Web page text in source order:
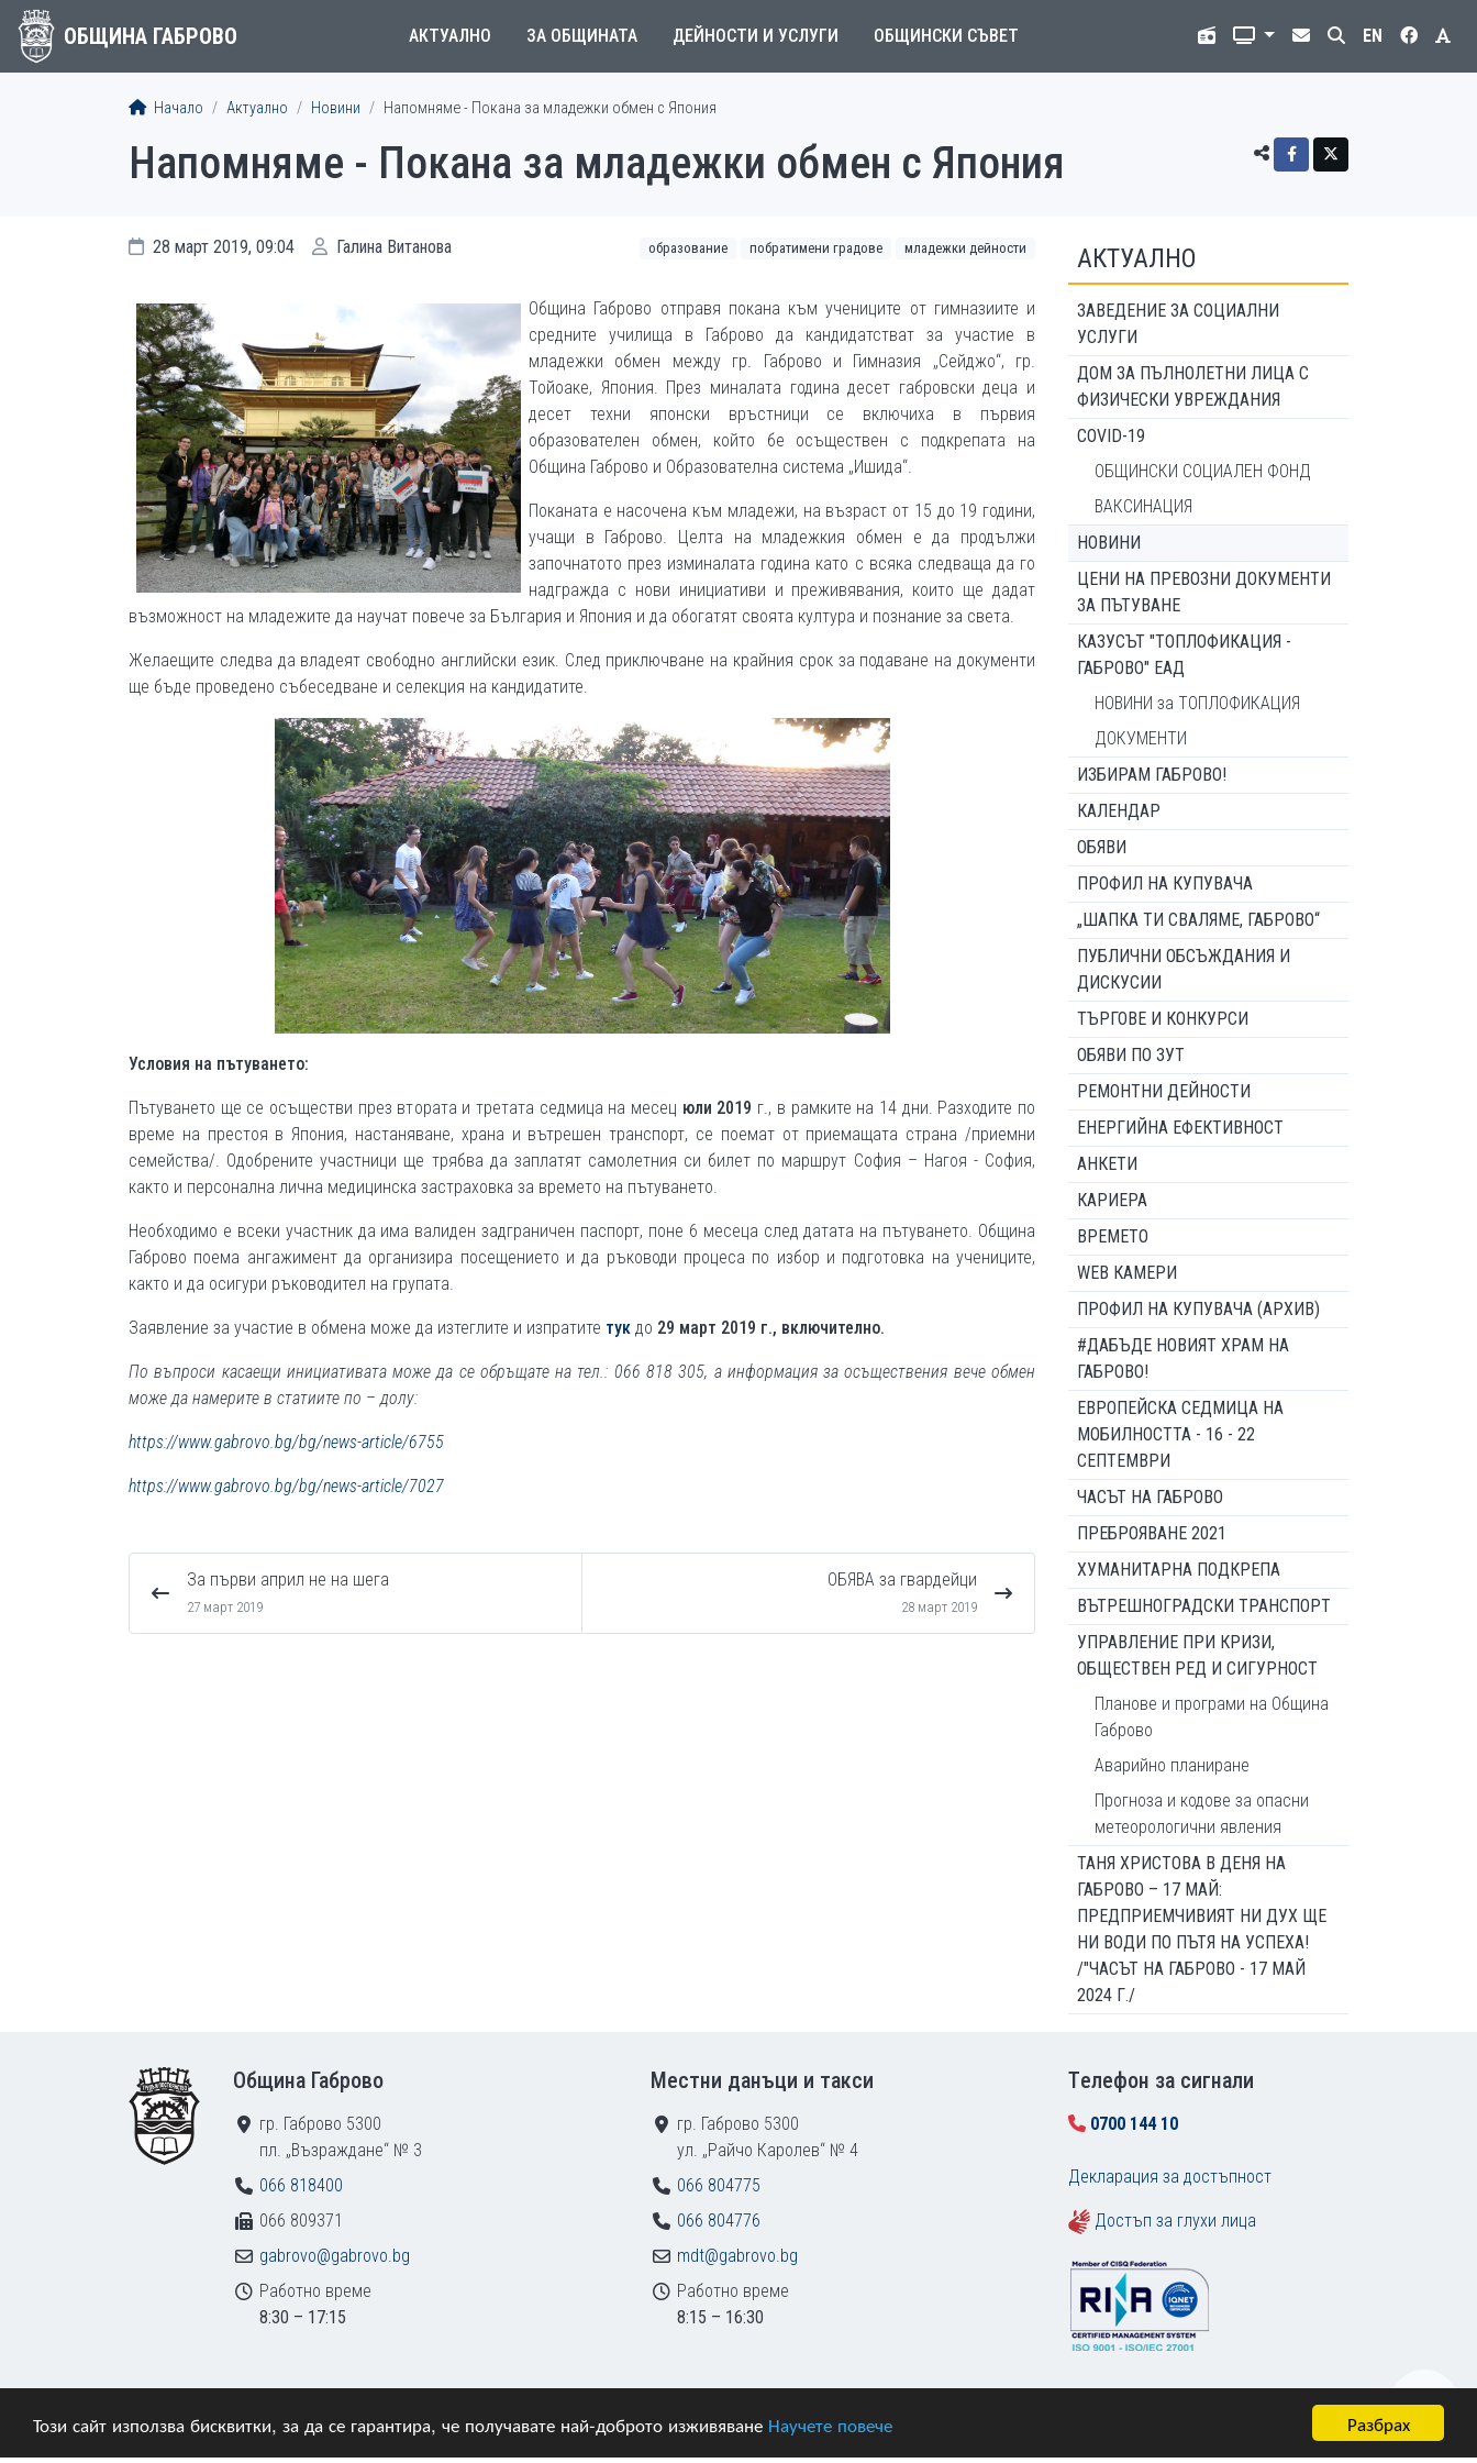
Разбрах
Този сайт използва бисквитки, за да се гарантира, че получавате най-доброто изживяване Научете повече
ОБЩИНА ГАБРОВО АКТУАЛНО ЗА ОБЩИНАТА ДЕЙНОСТИ И УСЛУГИ ОБЩИНСКИ СЪВЕТ EN
Начало Актуално Новини Напомняме - Покана за младежки обмен с Япония
Напомняме - Покана за младежки обмен с Япония
28 март 2019, 09:04 Галина Витанова образование побратимени градове младежки дейности
Община Габрово отправя покана към учениците от гимназиите и
средните училища в Габрово да кандидатстват за участие в
младежки обмен между гр. Габрово и Гимназия „Сейджо“, гр.
Тойоаке, Япония. През миналата година десет габровски деца и
десет техни японски връстници се включиха в първия
образователен обмен, който бе осъществен с подкрепата на
Община Габрово и Образователна система „Ишида“.
Поканата е насочена към младежи, на възраст от 15 до 19 години,
учащи в Габрово. Целта на младежкия обмен е да продължи
започнатото през изминалата година като с всяка следваща да го
надгражда с нови инициативи и преживявания, които ще дадат
възможност на младежите да научат повече за България и Япония и да обогатят своята култура и познание за света.
Желаещите следва да владеят свободно английски език. След приключване на крайния срок за подаване на документи
ще бъде проведено събеседване и селекция на кандидатите.
Условия на пътуването:
Пътуването ще се осъществи през втората и третата седмица на месец юли 2019 г., в рамките на 14 дни. Разходите по
време на престоя в Япония, настаняване, храна и вътрешен транспорт, се поемат от приемащата страна /приемни
семейства/. Одобрените участници ще трябва да заплатят самолетния си билет по маршрут София – Нагоя - София,
както и персонална лична медицинска застраховка за времето на пътуването.
Необходимо е всеки участник да има валиден задграничен паспорт, поне 6 месеца след датата на пътуването. Община
Габрово поема ангажимент да организира посещението и да ръководи процеса по избор и подготовка на учениците,
както и да осигури ръководител на групата.
Заявление за участие в обмена може да изтеглите и изпратите тук до 29 март 2019 г., включително.
По въпроси касаещи инициативата може да се обръщате на тел.: 066 818 305, а информация за осъществения вече обмен
може да намерите в статиите по – долу:
https://www.gabrovo.bg/bg/news-article/6755
https://www.gabrovo.bg/bg/news-article/7027
За първи април не на шега
27 март 2019
ОБЯВА за гвардейци
28 март 2019
АКТУАЛНО
ЗАВЕДЕНИЕ ЗА СОЦИАЛНИ
УСЛУГИ
ДОМ ЗА ПЪЛНОЛЕТНИ ЛИЦА С
ФИЗИЧЕСКИ УВРЕЖДАНИЯ
COVID-19
ОБЩИНСКИ СОЦИАЛЕН ФОНД
ВАКСИНАЦИЯ
НОВИНИ
ЦЕНИ НА ПРЕВОЗНИ ДОКУМЕНТИ
ЗА ПЪТУВАНЕ
КАЗУСЪТ "ТОПЛОФИКАЦИЯ -
ГАБРОВО" ЕАД
НОВИНИ за ТОПЛОФИКАЦИЯ
ДОКУМЕНТИ
ИЗБИРАМ ГАБРОВО!
КАЛЕНДАР
ОБЯВИ
ПРОФИЛ НА КУПУВАЧА
„ШАПКА ТИ СВАЛЯМЕ, ГАБРОВО“
ПУБЛИЧНИ ОБСЪЖДАНИЯ И
ДИСКУСИИ
ТЪРГОВЕ И КОНКУРСИ
ОБЯВИ ПО ЗУТ
РЕМОНТНИ ДЕЙНОСТИ
ЕНЕРГИЙНА ЕФЕКТИВНОСТ
АНКЕТИ
КАРИЕРА
ВРЕМЕТО
WEB КАМЕРИ
ПРОФИЛ НА КУПУВАЧА (АРХИВ)
#ДАБЪДЕ НОВИЯТ ХРАМ НА
ГАБРОВО!
ЕВРОПЕЙСКА СЕДМИЦА НА
МОБИЛНОСТТА - 16 - 22
СЕПТЕМВРИ
ЧАСЪТ НА ГАБРОВО
ПРЕБРОЯВАНЕ 2021
ХУМАНИТАРНА ПОДКРЕПА
ВЪТРЕШНОГРАДСКИ ТРАНСПОРТ
УПРАВЛЕНИЕ ПРИ КРИЗИ,
ОБЩЕСТВЕН РЕД И СИГУРНОСТ
Планове и програми на Община
Габрово
Аварийно планиране
Прогноза и кодове за опасни
метеорологични явления
ТАНЯ ХРИСТОВА В ДЕНЯ НА
ГАБРОВО – 17 МАЙ:
ПРЕДПРИЕМЧИВИЯТ НИ ДУХ ЩЕ
НИ ВОДИ ПО ПЪТЯ НА УСПЕХА!
/"ЧАСЪТ НА ГАБРОВО - 17 МАЙ
2024 Г./
Община Габрово
гр. Габрово 5300
пл. „Възраждане“ № 3
066 818400
066 809371
gabrovo@gabrovo.bg
Работно време
8:30 – 17:15
Местни данъци и такси
гр. Габрово 5300
ул. „Райчо Каролев“ № 4
066 804775
066 804776
mdt@gabrovo.bg
Работно време
8:15 – 16:30
Tелефон за сигнали
0700 144 10
Декларация за достъпност
Достъп за глухи лица
© 2009–2026 Община Габрово. Всички права запазени.